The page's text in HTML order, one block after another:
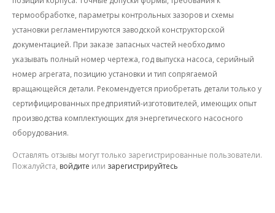
термообработке, параметры контрольных зазоров и схемы
установки регламентируются заводской конструкторской
документацией. При заказе запасных частей необходимо
указывать полный номер чертежа, год выпуска насоса, серийный
номер агрегата, позицию установки и тип сопрягаемой
вращающейся детали. Рекомендуется приобретать детали только у
сертифицированных предприятий-изготовителей, имеющих опыт
производства комплектующих для энергетического насосного
оборудования.
Оставлять отзывы могут только зарегистрированные пользователи.
Пожалуйста, войдите или зарегистрируйтесь